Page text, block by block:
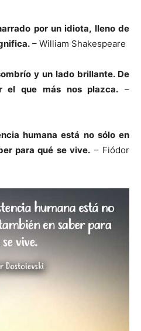
por un idiota, lleno de
– William Shakespeare
y un lado brillante. De
el que más nos plazca. –
humana está no sólo en
para qué se vive. – Fiódor